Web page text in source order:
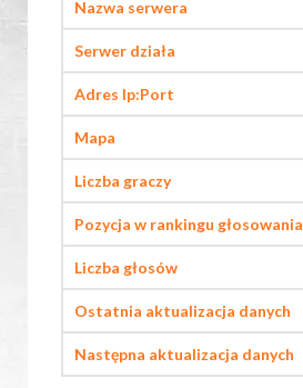
Nazwa serwera
Serwer działa
Adres Ip:Port
Mapa
Liczba graczy
Pozycja w rankingu głosowania
Liczba głosów
Ostatnia aktualizacja danych
Następna aktualizacja danych